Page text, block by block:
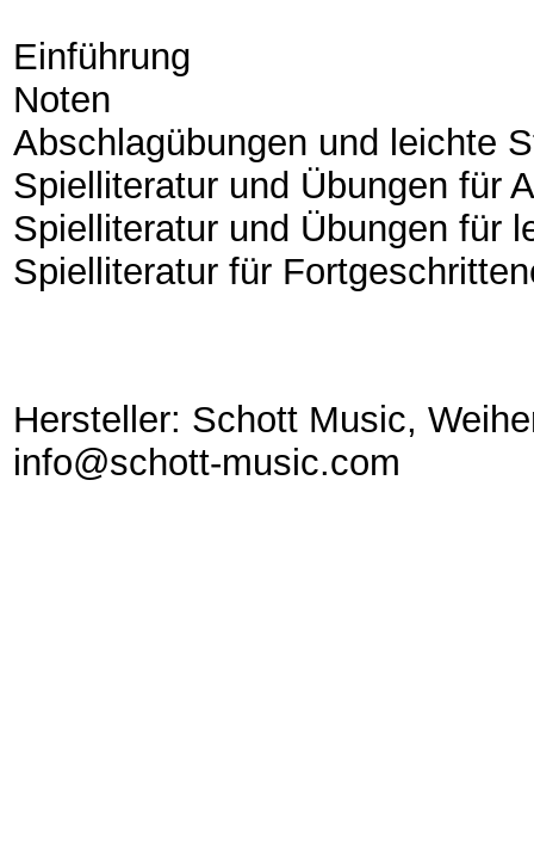
Einführung
Noten
Abschlagübungen und leichte
Spielliteratur und Übungen für
Spielliteratur und Übungen für
Spielliteratur für
Hersteller: Schott Music,
info@schott-music.com